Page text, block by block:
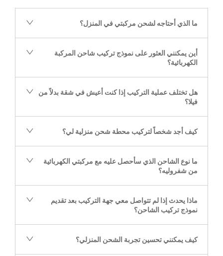
ما الذي أحتاجه لشحن مركبتي في المنزل؟
أين يمكنني العثور على نموذج تركيب شاحن المركبة
الكهربائية؟
هل تختلف عملية التركيب إذا كنت أعيش في شقة بدلاً من
فيلا؟
كيف أجد شخصاً لتركيب محطة شحن منزلية لي؟
ما نوع الشاحن الذي سأحصل عليه مع مركبتي الكهربائية
من شفروليه؟
ماذا يحدث إذا لم تتواصل معي جهة التركيب بعد تقديم
نموذج تركيب الشاحن؟
كيف يمكنني تحسين تجربة الشحن المنزلي؟